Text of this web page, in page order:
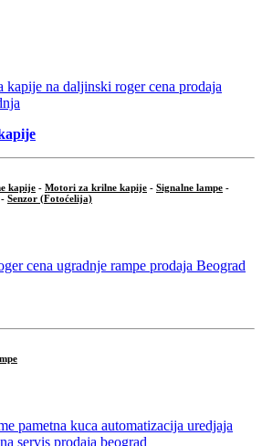
kapije - Motori za krilne kapije - Signalne lampe -
- Senzor (Fotoćelija)